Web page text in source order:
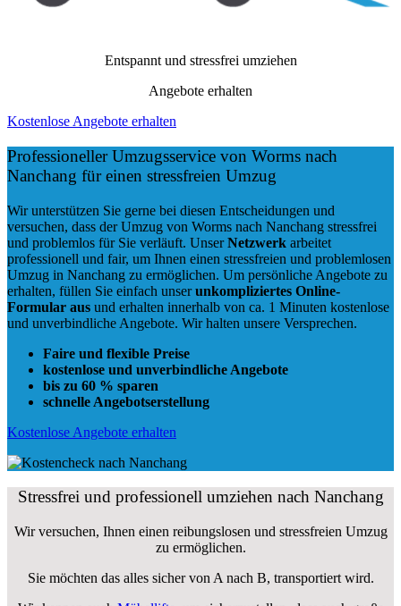
kostenlose und unverbindliche Angebote
Kostenlose Angebote erhalten
Stressfrei und professionell umziehen nach Nanchang
Wir versuchen, Ihnen einen reibungslosen und stressfreien Umzug
zu ermöglichen.
Sie möchten das alles sicher von A nach B, transportiert wird.
Wir kennen auch Möbellifte, um sicherzustellen, dass auch große
und schwere Möbelstücke sicher und ohne Beschädigungen in Ihre
neue Wohnung transportiert werden.
Wir kennen qualifizierteUmzugshelfer, um sicherzustellen, dass Ihr
Umzug reibungslos und sicher verläuft und Ihr Besitz sicher
Kostenlose Angebote erhalten
Weitere Städte inChina
Bei uns bekommen Sie unverbindliche Angebote von geprüften
Netzwerkpartner.
Umzug von Shanghai nach Shanghai
Umzug von Peking nach Peking
Umzug von Guangzhou nach Guangzhou
Umzug von Chengdu nach Chengdu
Umzug von Wuhan nach Wuhan